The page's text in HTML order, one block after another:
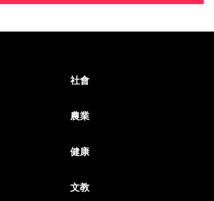
社會
農業
健康
文教